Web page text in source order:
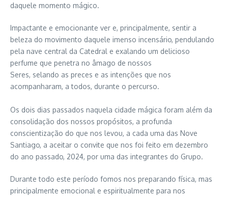
daquele momento mágico.
Impactante e emocionante ver e, principalmente, sentir a
beleza do movimento daquele imenso incensário, pendulando
pela nave central da Catedral e exalando um delicioso
perfume que penetra no âmago de nossos
Seres, selando as preces e as intenções que nos
acompanharam, a todos, durante o percurso.
Os dois dias passados naquela cidade mágica foram além da
consolidação dos nossos propósitos, a profunda
conscientização do que nos levou, a cada uma das Nove
Santiago, a aceitar o convite que nos foi feito em dezembro
do ano passado, 2024, por uma das integrantes do Grupo.
Durante todo este período fomos nos preparando física, mas
principalmente emocional e espiritualmente para nos